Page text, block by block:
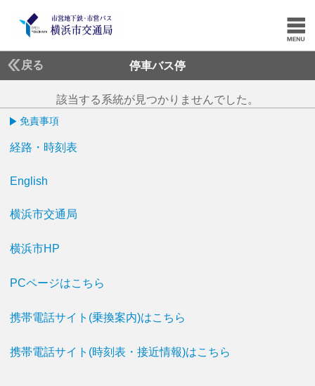
戻る 停車バス停
該当する系統が見つかりませんでした。
免責事項
経路・時刻表
English
横浜市交通局
横浜市HP
PCページはこちら
携帯電話サイト(乗換案内)はこちら
携帯電話サイト(時刻表・接近情報)はこちら